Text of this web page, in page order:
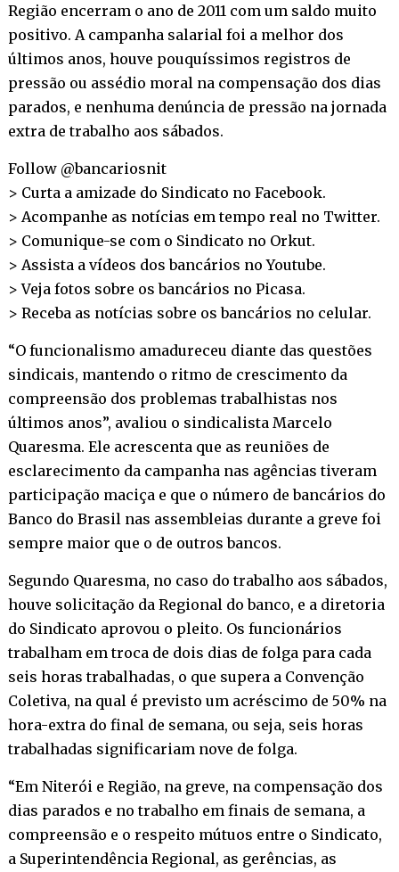
Região encerram o ano de 2011 com um saldo muito
positivo. A campanha salarial foi a melhor dos
últimos anos, houve pouquíssimos registros de
pressão ou assédio moral na compensação dos dias
parados, e nenhuma denúncia de pressão na jornada
extra de trabalho aos sábados.
Follow @bancariosnit
> Curta a amizade do Sindicato no Facebook.
> Acompanhe as notícias em tempo real no Twitter.
> Comunique-se com o Sindicato no Orkut.
> Assista a vídeos dos bancários noYoutube.
> Veja fotos sobre os bancários no Picasa.
> Receba as notícias sobre os bancários no celular.
“O funcionalismo amadureceu diante das questões
sindicais, mantendo o ritmo de crescimento da
compreensão dos problemas trabalhistas nos
últimos anos”, avaliou o sindicalista Marcelo
Quaresma. Ele acrescenta que as reuniões de
esclarecimento da campanha nas agências tiveram
participação maciça e que o número de bancários do
Banco do Brasil nas assembleias durante a greve foi
sempre maior que o de outros bancos.
Segundo Quaresma, no caso do trabalho aos sábados,
houve solicitação da Regional do banco, e a diretoria
do Sindicato aprovou o pleito. Os funcionários
trabalham em troca de dois dias de folga para cada
seis horas trabalhadas, o que supera a Convenção
Coletiva, na qual é previsto um acréscimo de 50% na
hora-extra do final de semana, ou seja, seis horas
trabalhadas significariam nove de folga.
“Em Niterói e Região, na greve, na compensação dos
dias parados e no trabalho em finais de semana, a
compreensão e o respeito mútuos entre o Sindicato,
a Superintendência Regional, as gerências, as